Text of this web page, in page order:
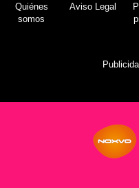
Quiénes
somos
Aviso Legal